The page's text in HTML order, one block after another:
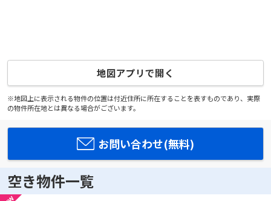
地図アプリで開く
※地図上に表示される物件の位置は付近住所に所在することを表すものであり、実際
の物件所在地とは異なる場合がございます。
お問い合わせ(無料)
空き物件一覧